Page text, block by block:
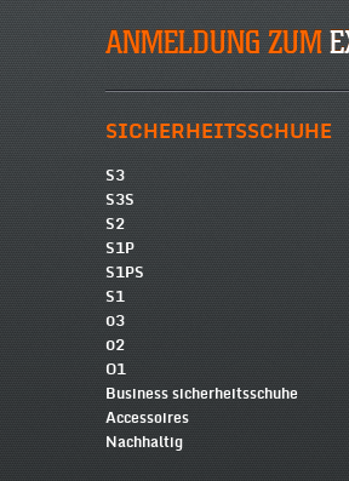
ANMELDUNG ZUM
SICHERHEITSSCHUHE
S3
S3S
S2
S1P
S1PS
S1
03
02
O1
Business sicherheitsschuhe
Accessoires
Nachhaltig